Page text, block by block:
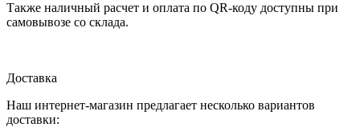
Также наличный расчет и оплата по QR-коду доступны при
самовывозе со склада.
Доставка
Наш интернет-магазин предлагает несколько вариантов
доставки: